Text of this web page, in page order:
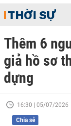
THỜI SỰ
Thêm 6
giả hồ sơ
dựng
16:30 | 05/07/2026
Chia sẻ